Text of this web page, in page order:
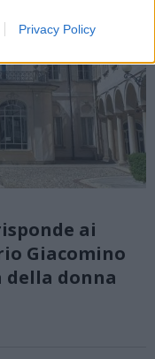
Privacy Policy
ai
Giacomino
della donna